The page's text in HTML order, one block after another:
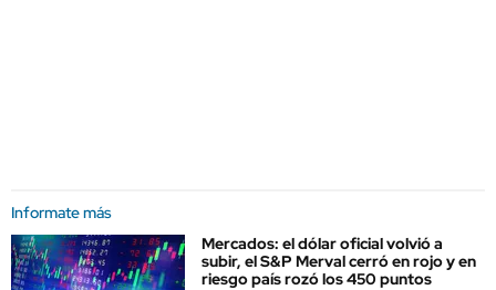
Informate más
Mercados: el dólar oficial volvió a
subir, el S&P Merval cerró en rojo y en
riesgo país rozó los 450 puntos